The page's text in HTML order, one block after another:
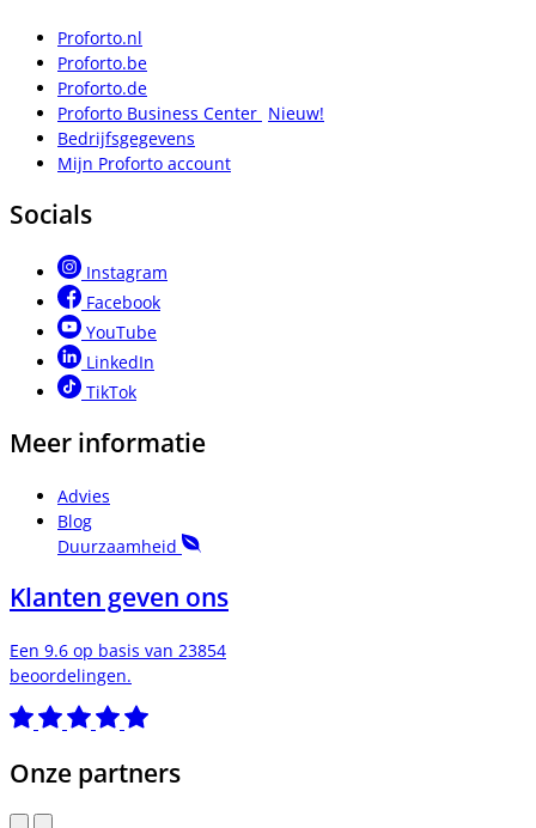
Proforto.nl
Proforto.be
Proforto.de
Proforto Business Center Nieuw!
Bedrijfsgegevens
Mijn Proforto account
Socials
Instagram
Facebook
YouTube
LinkedIn
TikTok
Meer informatie
Advies
Blog
Duurzaamheid
Klanten geven ons
Een 9.6 op basis van 23854
beoordelingen.
Onze partners